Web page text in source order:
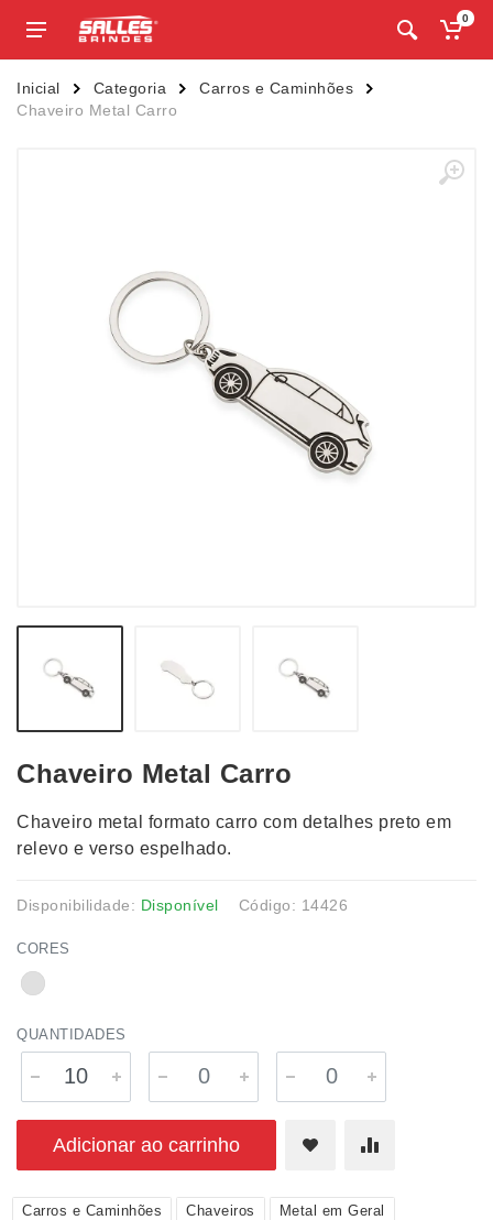
0
Inicial Categoria
Carros e Caminhões
Chaveiro Metal Carro
Chaveiro Metal Carro
Chaveiro metal formato carro com detalhes preto em
relevo e verso espelhado.
Disponibilidade: Disponível Código: 14426
CORES
QUANTIDADES
Adicionar ao carrinho
Carros e Caminhões Chaveiros Metal em Geral